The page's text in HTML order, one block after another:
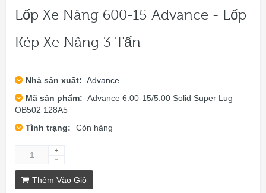
Lốp Xe Nâng 600-15 Advance - Lốp
Kép Xe Nâng 3 Tấn
Nhà sản xuất: Advance
Mã sản phẩm: Advance 6.00-15/5.00 Solid Super Lug
OB502 128A5
Tình trạng:
Còn hàng
Thêm Vào Giỏ